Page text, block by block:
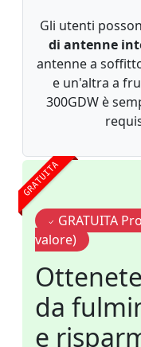
Gli utenti
di antenne
antenne a
e un'altra a
300GDW è
GRATUITA
GRATUITA
valore)
da
e